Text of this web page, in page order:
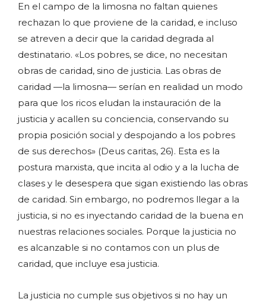
En el campo de la limosna no faltan quienes
rechazan lo que proviene de la caridad, e incluso
se atreven a decir que la caridad degrada al
destinatario. «Los pobres, se dice, no necesitan
obras de caridad, sino de justicia. Las obras de
caridad —la limosna— serían en realidad un modo
para que los ricos eludan la instauración de la
justicia y acallen su conciencia, conservando su
propia posición social y despojando a los pobres
de sus derechos» (Deus caritas, 26). Esta es la
postura marxista, que incita al odio y a la lucha de
clases y le desespera que sigan existiendo las obras
de caridad. Sin embargo, no podremos llegar a la
justicia, si no es inyectando caridad de la buena en
nuestras relaciones sociales. Porque la justicia no
es alcanzable si no contamos con un plus de
caridad, que incluye esa justicia.
La justicia no cumple sus objetivos si no hay un